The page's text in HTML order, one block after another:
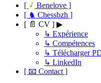
[
Benelove ]
[ ♞ Chessbzh ]
[ 📄 CV ] ▶
↳ Expérience
↳ Compétences
↳ Télécharger
↳ LinkedIn
[ 📧 Contact ]